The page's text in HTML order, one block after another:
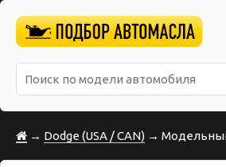
→ Dodge (USA / CAN) →